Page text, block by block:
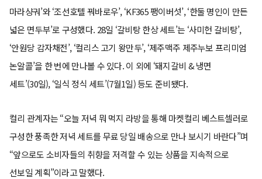
마라샹궈’와 ‘조선호텔 꿔바로우’, ‘KF365 팽이버섯’, ‘한둘 명인이 만든
넓은 면두부’로 구성했다. 28일 ‘갈비탕 한상 세트’는 ‘사미헌 갈비탕’,
‘안원당 감자채전’, ‘컬리스 고기 왕만두’, ‘제주맥주 제주누보 프리미엄
논알콜’을 한 번에 만나볼 수 있다. 이 외에 ‘돼지갈비 & 냉면
세트’(30일), ‘일식 정식 세트’(7월1일) 등도 준비됐다.
컬리 관계자는 “오늘 저녁 뭐 먹지 라방을 통해 마켓컬리 베스트셀러로
구성한 풍족한 저녁 세트를 무료 당일 배송으로 만나 보시기 바란다”며
“앞으로도 소비자들의 취향을 저격할 수 있는 상품을 지속적으로
선보일 계획”이라고 말했다.